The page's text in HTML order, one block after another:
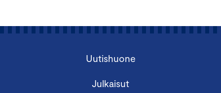
Uutishuone
Julkaisut